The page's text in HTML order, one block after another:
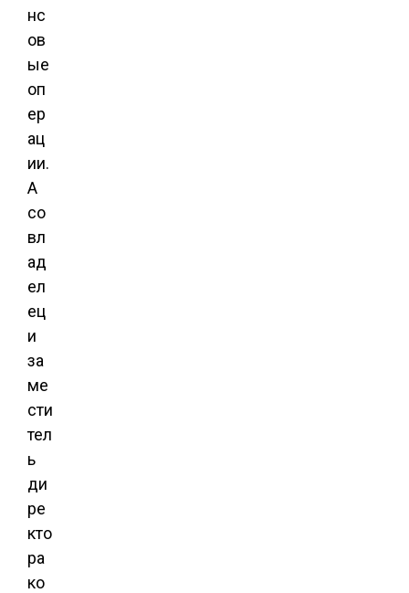
нс
ов
ые
оп
ер
ац
ии.
А
со
вл
ад
ел
ец
и
за
ме
сти
тел
ь
ди
ре
кто
ра
ко